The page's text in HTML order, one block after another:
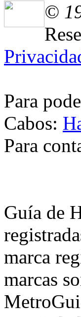
©
Para
Cabos:
Para
Guía de
marca
marcas